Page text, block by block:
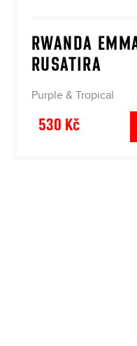
RWANDA
RUSATIRA
Purple & Tropical
530 Kč